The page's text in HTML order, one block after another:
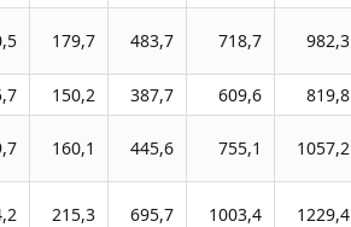
179,7 483,7 718,7 982,3
150,2 387,7 609,6 819,8
160,1 445,6 755,1 1057,2
215,3 695,7 1003,4 1229,4